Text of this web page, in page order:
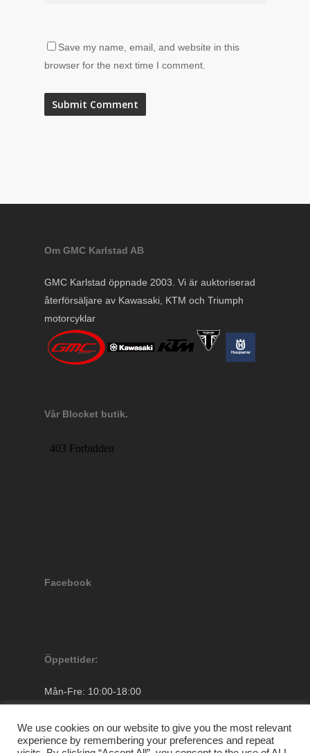
Save my name, email, and website in this
browser for the next time I comment.
Om GMC Karlstad AB
GMC Karlstad öppnade 2003. Vi är auktoriserad
återförsäljare av Kawasaki, KTM och Triumph
motorcyklar
Vår Blocket butik.
Facebook
Öppettider:
Mån-Fre: 10:00-18:00
Söndag: Stängt
We use cookies on our website to give you the most relevant
experience by remembering your preferences and repeat